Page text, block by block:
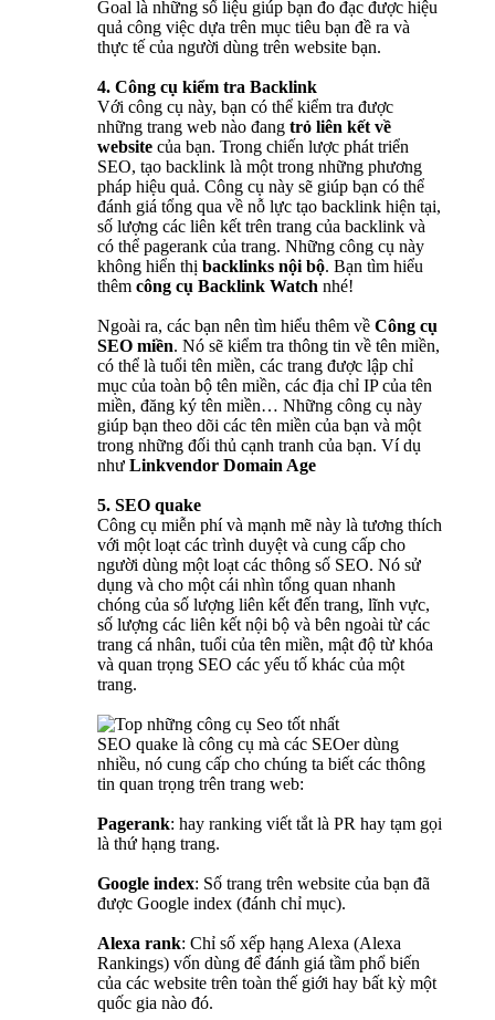
Goal là những số liệu giúp bạn đo đạc được hiệu
quả công việc dựa trên mục tiêu bạn đề ra và
thực tế của người dùng trên website bạn.
4. Công cụ kiểm tra Backlink
Với công cụ này, bạn có thể kiểm tra được
những trang web nào đang trỏ liên kết về
website của bạn. Trong chiến lược phát triển
SEO, tạo backlink là một trong những phương
pháp hiệu quả. Công cụ này sẽ giúp bạn có thể
đánh giá tổng qua về nỗ lực tạo backlink hiện tại,
số lượng các liên kết trên trang của backlink và
có thể pagerank của trang. Những công cụ này
không hiển thị backlinks nội bộ. Bạn tìm hiểu
thêm công cụ Backlink Watch nhé!
Ngoài ra, các bạn nên tìm hiểu thêm về Công cụ
SEO miền. Nó sẽ kiểm tra thông tin về tên miền,
có thể là tuổi tên miền, các trang được lập chỉ
mục của toàn bộ tên miền, các địa chỉ IP của tên
miền, đăng ký tên miền… Những công cụ này
giúp bạn theo dõi các tên miền của bạn và một
trong những đối thủ cạnh tranh của bạn. Ví dụ
như Linkvendor Domain Age
5. SEO quake
Công cụ miễn phí và mạnh mẽ này là tương thích
với một loạt các trình duyệt và cung cấp cho
người dùng một loạt các thông số SEO. Nó sử
dụng và cho một cái nhìn tổng quan nhanh
chóng của số lượng liên kết đến trang, lĩnh vực,
số lượng các liên kết nội bộ và bên ngoài từ các
trang cá nhân, tuổi của tên miền, mật độ từ khóa
và quan trọng SEO các yếu tố khác của một
trang.
SEO quake là công cụ mà các SEOer dùng
nhiều, nó cung cấp cho chúng ta biết các thông
tin quan trọng trên trang web:
Pagerank: hay ranking viết tắt là PR hay tạm gọi
là thứ hạng trang.
Google index: Số trang trên website của bạn đã
được Google index (đánh chỉ mục).
Alexa rank: Chỉ số xếp hạng Alexa (Alexa
Rankings) vốn dùng để đánh giá tầm phổ biến
của các website trên toàn thế giới hay bất kỳ một
quốc gia nào đó.